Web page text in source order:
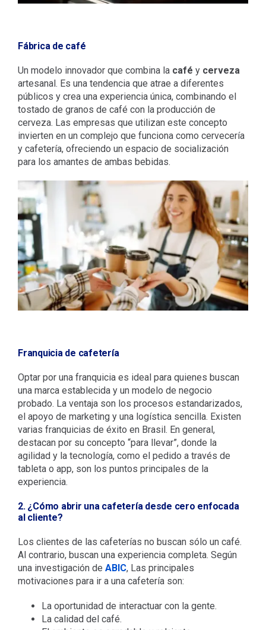
Fábrica de café
Un modelo innovador que combina la café y cerveza
artesanal. Es una tendencia que atrae a diferentes
públicos y crea una experiencia única, combinando el
tostado de granos de café con la producción de
cerveza. Las empresas que utilizan este concepto
invierten en un complejo que funciona como cervecería
y cafetería, ofreciendo un espacio de socialización
para los amantes de ambas bebidas.
Franquicia de cafetería
Optar por una franquicia es ideal para quienes buscan
una marca establecida y un modelo de negocio
probado. La ventaja son los procesos estandarizados,
el apoyo de marketing y una logística sencilla. Existen
varias franquicias de éxito en Brasil. En general,
destacan por su concepto “para llevar”, donde la
agilidad y la tecnología, como el pedido a través de
tableta o app, son los puntos principales de la
experiencia.
2. ¿Cómo abrir una cafetería desde cero enfocada
al cliente?
Los clientes de las cafeterías no buscan sólo un café.
Al contrario, buscan una experiencia completa. Según
una investigación de ABIC, Las principales
motivaciones para ir a una cafetería son:
La oportunidad de interactuar con la gente.
La calidad del café.